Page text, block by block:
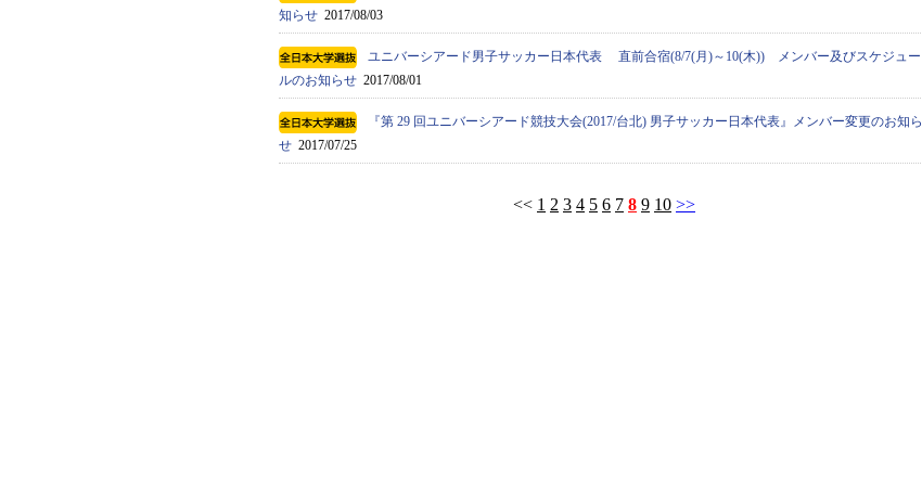
知らせ 2017/08/03
ユニバーシアード男子サッカー日本代表 直前合宿(8/7(月)～10(木)) メンバー及びスケジュー
ルのお知らせ 2017/08/01
『第 29 回ユニバーシアード競技大会(2017/台北) 男子サッカー日本代表』メンバー変更のお知ら
せ 2017/07/25
<< 1 2 3 4 5 6 7 8 9 10 >>